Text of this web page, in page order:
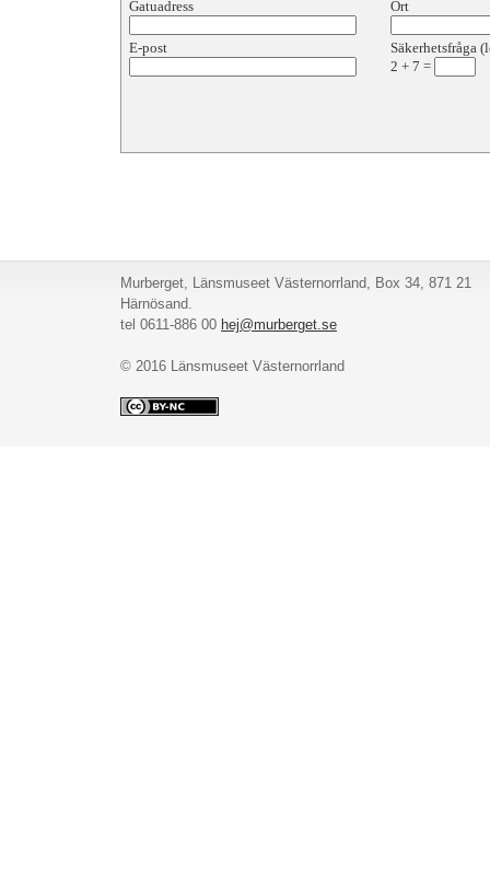
Gatuadress Ort
E-post
Säkerhetsfråga
2 + 7 =
Murberget, Länsmuseet Västernorrland, Box 34, 871 21
Härnösand.
tel 0611-886 00 hej@murberget.se
© 2016 Länsmuseet Västernorrland